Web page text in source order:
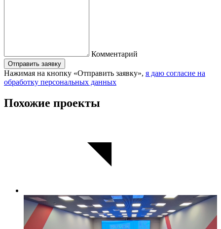
Комментарий
Отправить заявку
Нажимая на кнопку «Отправить заявку», я даю согласие на
обработку персональных данных
Похожие проекты